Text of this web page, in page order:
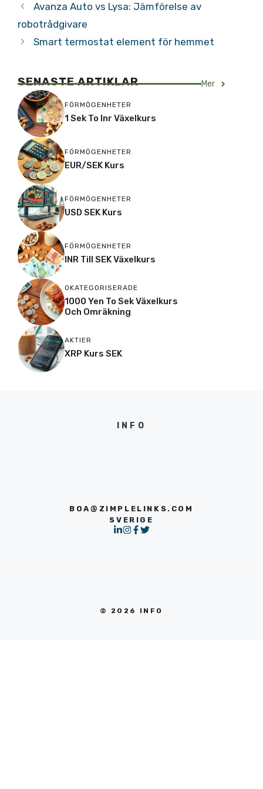
Avanza Auto vs Lysa: Jämförelse av
robotrådgivare
Smart termostat element för hemmet
SENASTE ARTIKLAR Mer
FÖRMÖGENHETER
1 Sek To Inr Växelkurs
FÖRMÖGENHETER
EUR/SEK Kurs
FÖRMÖGENHETER
USD SEK Kurs
FÖRMÖGENHETER
INR Till SEK Växelkurs
OKATEGORISERADE
1000 Yen To Sek Växelkurs
Och Omräkning
AKTIER
XRP Kurs SEK
INFO
BOA@ZIMPLELINKS.COM
SVERIGE
© 2026 INFO